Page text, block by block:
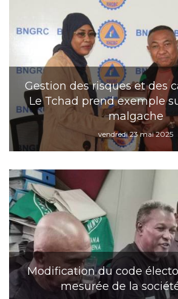
Gestion des risques et des
Le Tchad prend exemple
malgache
vendredi 23 mai 2025
Modification du code
mesurée de la